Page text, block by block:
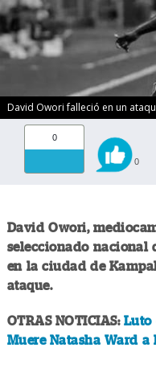
David Owori falleció en un
0
0
David Owori,
seleccionado nacional
en la ciudad de
ataque.
OTRAS NOTICIAS: Luto
Muere Natasha Ward a